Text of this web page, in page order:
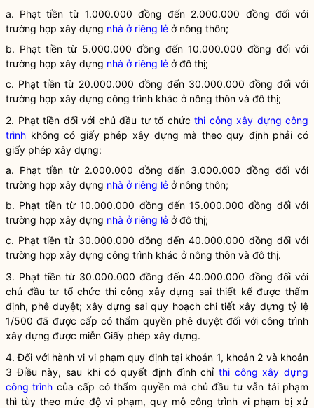
a. Phạt tiền từ 1.000.000 đồng đến 2.000.000 đồng đối với
trường hợp xây dựng nhà ở riêng lẻ ở nông thôn;
b. Phạt tiền từ 5.000.000 đồng đến 10.000.000 đồng đối với
trường hợp xây dựng nhà ở riêng lẻ ở đô thị;
c. Phạt tiền từ 20.000.000 đồng đến 30.000.000 đồng đối với
trường hợp xây dựng công trình khác ở nông thôn và đô thị;
2. Phạt tiền đối với chủ đầu tư tổ chức thi công xây dựng công
trình không có giấy phép xây dựng mà theo quy định phải có
giấy phép xây dựng:
a. Phạt tiền từ 2.000.000 đồng đến 3.000.000 đồng đối với
trường hợp xây dựng nhà ở riêng lẻ ở nông thôn;
b. Phạt tiền từ 10.000.000 đồng đến 15.000.000 đồng đối với
trường hợp xây dựng nhà ở riêng lẻ ở đô thị;
c. Phạt tiền từ 30.000.000 đồng đến 40.000.000 đồng đối với
trường hợp xây dựng công trình khác ở nông thôn và đô thị.
3. Phạt tiền từ 30.000.000 đồng đến 40.000.000 đồng đối với
chủ đầu tư tổ chức thi công xây dựng sai thiết kế được thẩm
định, phê duyệt; xây dựng sai quy hoạch chi tiết xây dựng tỷ lệ
1/500 đã được cấp có thẩm quyềnphê duyệt đối với công trình
xây dựng được miễn Giấy phép xây dựng.
4. Đối với hành vi vi phạm quy định tại khoản 1, khoản 2 và khoản
3 Điều này, sau khi có quyết định đình chỉ thi công xây dựng
công trình của cấp có thẩm quyềnmà chủ đầu tư vẫn tái phạm
thì tùy theo mức độ vi phạm, quy mô công trình vi phạm bị xử